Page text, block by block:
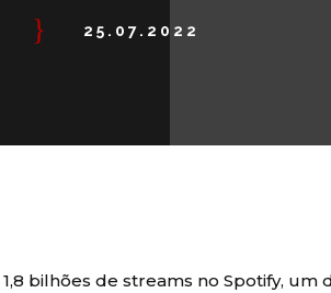
} 25.07.2022
bilhões de streams no Spotify, um